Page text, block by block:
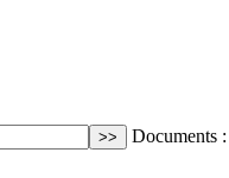
Documents :